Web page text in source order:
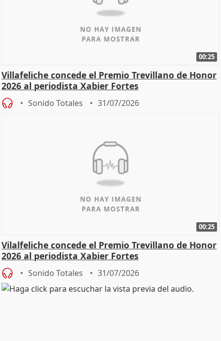
00:25
Villafeliche concede el Premio Trevillano de Honor
2026 al periodista Xabier Fortes
Sonido Totales 31/07/2026
00:25
Vilalfeliche concede el Premio Trevillano de Honor
2026 al periodista Xabier Fortes
Sonido Totales 31/07/2026